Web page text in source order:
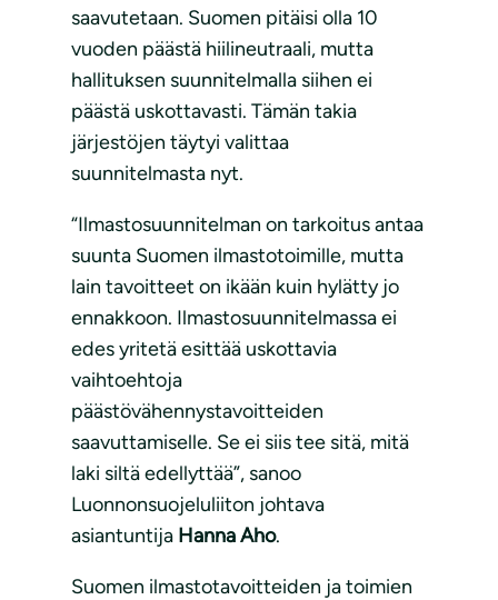
saavutetaan. Suomen pitäisi olla 10
vuoden päästä hiilineutraali, mutta
hallituksen suunnitelmalla siihen ei
päästä uskottavasti. Tämän takia
järjestöjen täytyi valittaa
suunnitelmasta nyt.
“Ilmastosuunnitelman on tarkoitus antaa
suunta Suomen ilmastotoimille, mutta
lain tavoitteet on ikään kuin hylätty jo
ennakkoon. Ilmastosuunnitelmassa ei
edes yritetä esittää uskottavia
vaihtoehtoja
päästövähennystavoitteiden
saavuttamiselle. Se ei siis tee sitä, mitä
laki siltä edellyttää”, sanoo
Luonnonsuojeluliiton johtava
asiantuntija Hanna Aho.
Suomen ilmastotavoitteiden ja toimien